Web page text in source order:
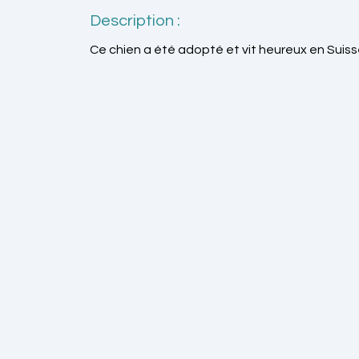
Description :
Ce chien a été adopté et vit heureux en